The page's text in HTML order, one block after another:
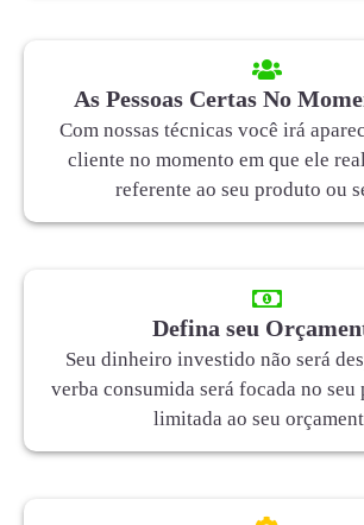
As Pessoas Certas No
Com nossas técnicas você irá
cliente no momento em que ele
referente ao seu produto ou
Defina seu
Seu dinheiro investido não será
verba consumida será focada no
limitada ao seu